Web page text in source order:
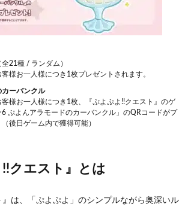
全21種 / ランダム）
様お一人様につき1枚プレゼントされます。
ーバンクル
客様お一人様につき1枚、『ぷよぷよ!!クエスト』のゲ
ぷよんアラモードのカーバンクル」のQRコードがプ
後日ゲーム内で獲得可能）
クエスト』とは
』は、「ぷよぷよ」のシンプルながら奥深いル